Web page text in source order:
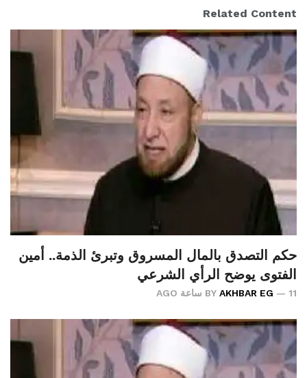
Related Content
حكم التصدق بالمال المسروق وتبرئ الذمة.. أمين
الفتوى يوضح الرأي الشرعي
BY AKHBAR EG 11 ساعة AGO